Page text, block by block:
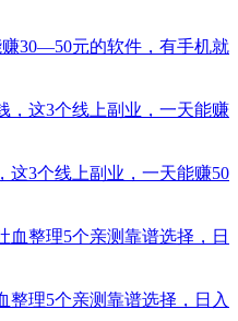
30—50元的软件，有手机就
这3个线上副业，一天能赚50
整理5个亲测靠谱选择，日入